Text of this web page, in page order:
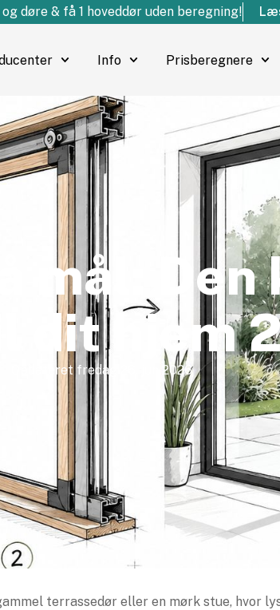
og døre & få 1 hoveddør uden beregning!
Info Prisberegnere
mål:
dit hjem
Opdateret fredag 26. jun 2026
terrassedør eller en mørk stue, hvor